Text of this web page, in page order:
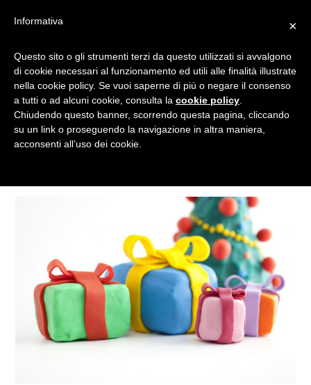
MERENDA
Tagged
×
Informativa
Questo sito o gli strumenti terzi da questo utilizzati si avvalgono
di cookie necessari al funzionamento ed utili alle finalità illustrate
nella cookie policy. Se vuoi saperne di più o negare il consenso
a tutti o ad alcuni cookie, consulta la cookie policy
Chiudendo questo banner, scorrendo questa pagina, cliccando
su un link o proseguendo la navigazione in altra maniera,
acconsenti all’uso dei cookie.